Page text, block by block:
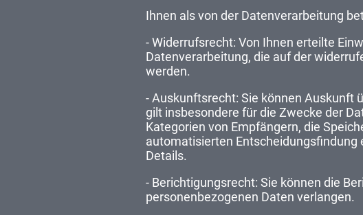
Ihnen als von der Datenverarbeitung
- Widerrufsrecht: Von Ihnen erteilte
Datenverarbeitung, die auf der
werden.
- Auskunftsrecht: Sie können Auskunft
gilt insbesondere für die Zwecke der
Kategorien von Empfängern, die
automatisierten
Details.
- Berichtigungsrecht: Sie können die
personenbezogenen Daten verlangen.